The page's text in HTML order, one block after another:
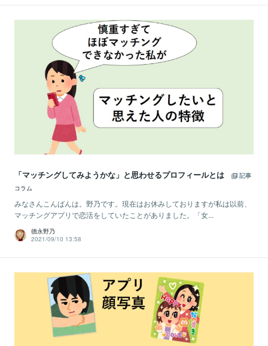
「マッチングしてみようかな」と思わせるプロフィールとは
記事
コラム
みなさんこんばんは。野乃です。現在はお休みしておりますが私は以前、
マッチングアプリで恋活をしていたことがありました。「女...
德永野乃
2021/09/10 13:58